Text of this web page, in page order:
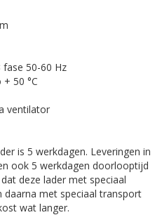
fase 50-60 Hz
50 °C
ventilator
is 5 werkdagen. Leveringen in
ook 5 werkdagen doorlooptijd
deze lader met speciaal
met speciaal transport
wat langer.